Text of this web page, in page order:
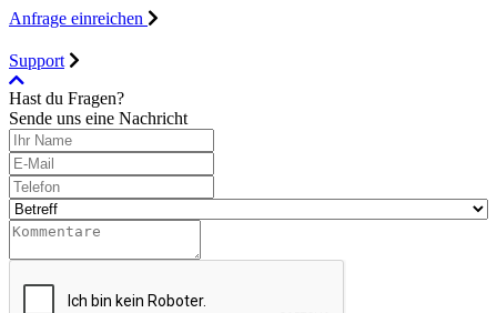
Anfrage einreichen
Support
Hast du Fragen?
Sende uns eine Nachricht